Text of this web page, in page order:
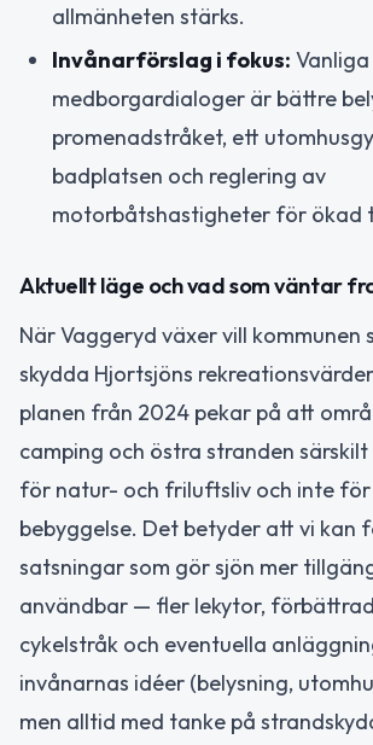
allmänheten stärks.
Invånarförslag i fokus:
medborgardialoger är bättre
promenadstråket, ett
badplatsen och reglering av
motorbåtshastigheter för ökad
Aktuellt läge och vad som väntar
När Vaggeryd växer vill kommunen
skydda Hjortsjöns
planen från 2024 pekar på att
camping och östra stranden
för natur- och friluftsliv och inte
bebyggelse. Det betyder att vi kan
satsningar som gör sjön mer
användbar — fler lekytor,
cykelstråk och eventuella
invånarnas idéer (belysning,
men alltid med tanke på